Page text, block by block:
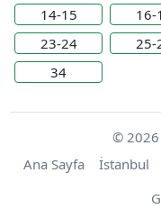
14-15
16-
23-24
25-
34
© 2026
Ana Sayfa
İstanbul